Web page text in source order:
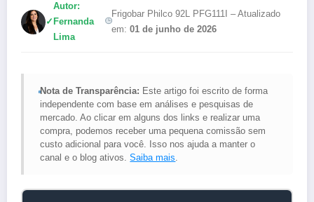
✓
Autor:
Fernanda
Lima
Frigobar Philco 92L PFG111I – Atualizado
em: 01 de junho de 2026
Nota de Transparência: Este artigo foi escrito de forma
independente com base em análises e pesquisas de
mercado. Ao clicar em alguns dos links e realizar uma
compra, podemos receber uma pequena comissão sem
custo adicional para você. Isso nos ajuda a manter o
canal e o blog ativos.Saiba mais.